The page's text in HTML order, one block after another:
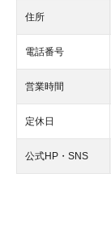
住所
電話番号
営業時間
定休日
公式HP・SNS